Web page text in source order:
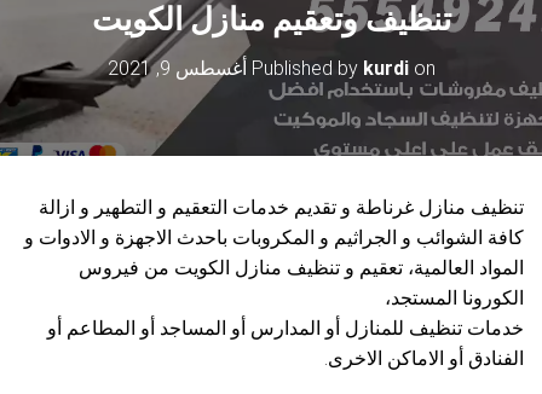
ق
ل
تنظيف وتعقيم منازل الكويت
Published by kurdion أغسطس 9, 2021
تنظيف منازل غرناطة و تقديم خدمات التعقيم و التطهير و ازالة
كافة الشوائب و الجراثيم و المكروبات باحدث الاجهزة و الادوات و
المواد العالمية، تعقيم و تنظيف منازل الكويت من فيروس
الكورونا المستجد،
خدمات تنظيف للمنازل أو المدارس أو المساجد أو المطاعم أو
الفنادق أو الاماكن الاخرى.